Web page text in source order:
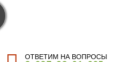
ОТВЕТИМ НА ВОПРОСЫ